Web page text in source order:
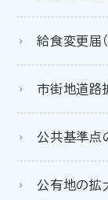
給食変更届
市街地道路
公共基準点
公有地の拡